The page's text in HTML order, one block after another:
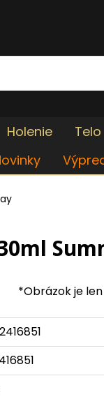
Holenie Telo
*Obrázok je